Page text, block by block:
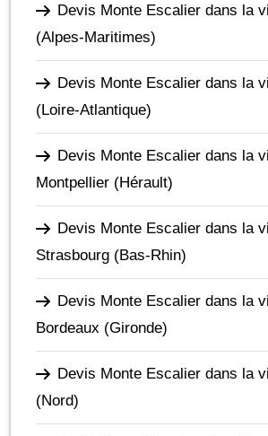
Devis Monte Escalier dans la
(Alpes-Maritimes)
Devis Monte Escalier dans la
(Loire-Atlantique)
Devis Monte Escalier dans la
Montpellier (Hérault)
Devis Monte Escalier dans la
Strasbourg (Bas-Rhin)
Devis Monte Escalier dans la
Bordeaux (Gironde)
Devis Monte Escalier dans la
(Nord)